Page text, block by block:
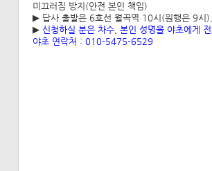
미끄러짐 방지(안전 본인 책임)
▶ 답사 출발은 6호선 월곡역 10시(원행은 9시
▶ 신청하실 분은 차수 본인 성명을 야초에게
야초 연락처 : 010-5475-6529